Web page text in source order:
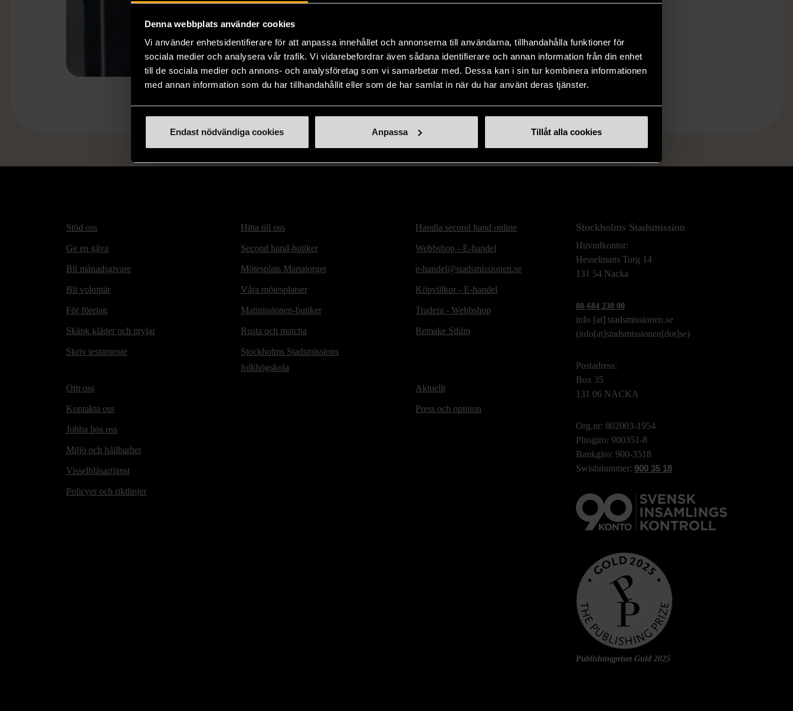
Denna webbplats använder cookies
Vi använder enhetsidentifierare för att anpassa innehållet och annonserna till användarna, tillhandahålla funktioner för
sociala medier och analysera vår trafik. Vi vidarebefordrar även sådana identifierare och annan information från din enhet
till de sociala medier och annons- och analysföretag som vi samarbetar med. Dessa kan i sin tur kombinera informationen
med annan information som du har tillhandahållit eller som de har samlat in när du har använt deras tjänster.
Endast nödvändiga cookies Anpassa Tillåt alla cookies
Stöd oss
Ge en gåva
Bli månadsgivare
Bli volontär
För företag
Skänk kläder och prylar
Skriv testamente
Hitta till oss
Second hand-butiker
Mötesplats Mariatorget
Våra mötesplatser
Matmissionen-butiker
Rusta och matcha
Stockholms Stadsmissions
folkhögskola
Handla second hand online
Webbshop - E-handel
e-handel@stadsmissionen.se
Köpvillkor - E-handel
Tradera - Webbshop
Remake Sthlm
Om oss
Kontakta oss
Jobba hos oss
Miljö och hållbarhet
Visselblåsartjänst
Policyer och riktlinjer
Aktuellt
Press och opinion
Stockholms Stadsmission
Huvudkontor:
Hesselmans Torg 14
131 54 Nacka
08-684 230 00
info [at] stadsmissionen.se
(info[at]stadsmissionen[dot]se)
Postadress:
Box 35
131 06 NACKA
Org.nr: 802003-1954
Plusgiro: 900351-8
Bankgiro: 900-3518
Swishnummer: 900 35 18
Publishingpriset Guld 2025